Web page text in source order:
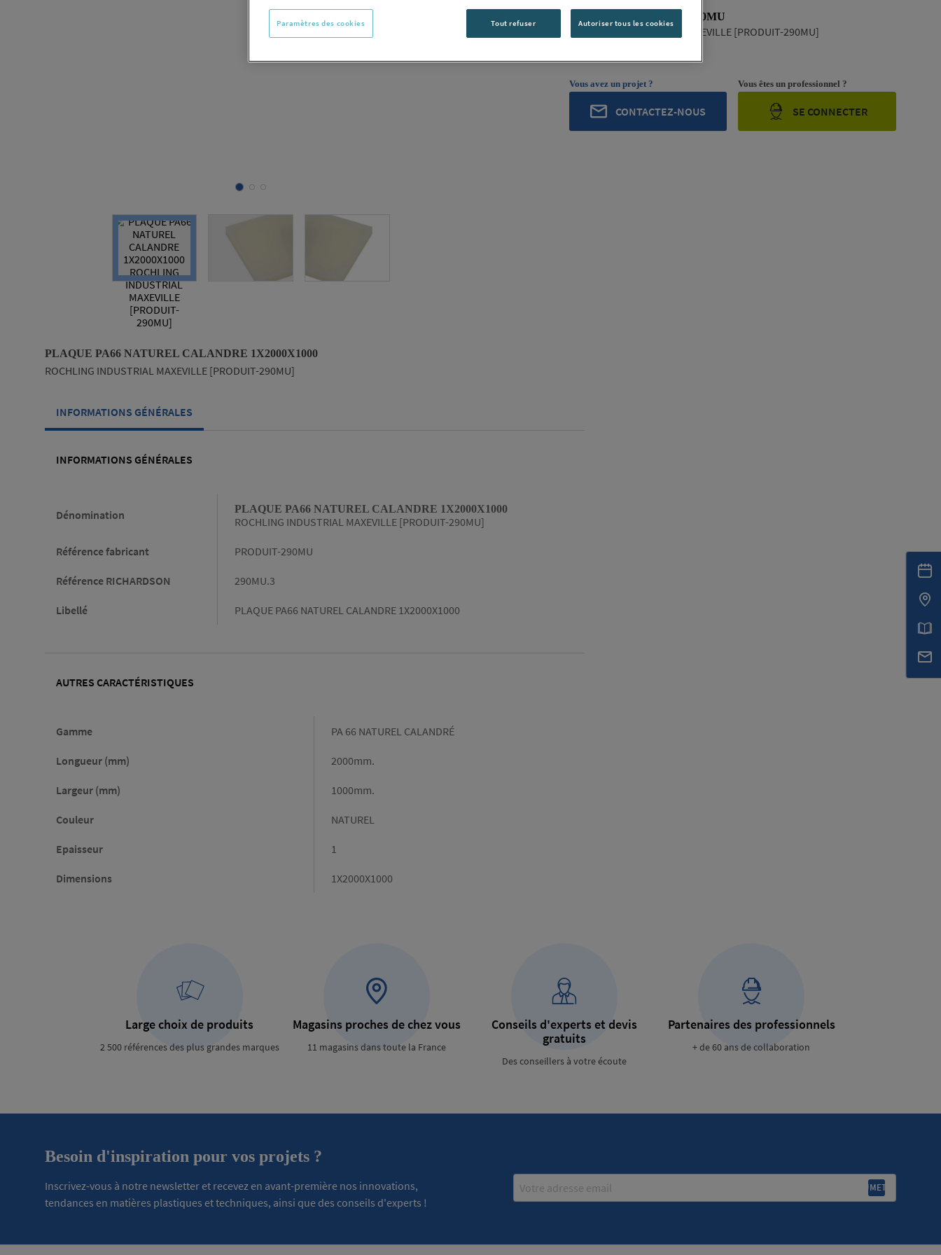
ROCHLING PRODUIT-290MU
ROCHLING INDUSTRIAL MAXEVILLE [PRODUIT-290MU]
Vous avez un projet ?
CONTACTEZ-NOUS
Vous êtes un professionnel ?
SE CONNECTER
PLAQUE PA66 NATUREL CALANDRE 1X2000X1000
ROCHLING INDUSTRIAL MAXEVILLE [PRODUIT-290MU]
INFORMATIONS GÉNÉRALES
INFORMATIONS GÉNÉRALES
Dénomination
PLAQUE PA66 NATUREL CALANDRE 1X2000X1000
ROCHLING INDUSTRIAL MAXEVILLE [PRODUIT-290MU]
Référence fabricant PRODUIT-290MU
Référence RICHARDSON 290MU.3
Libellé PLAQUE PA66 NATUREL CALANDRE 1X2000X1000
AUTRES CARACTÉRISTIQUES
Gamme Gamme
PA 66 NATUREL CALANDRÉ
Longueur (mm)
Longueur
2000mm.
Largeur (mm)
Largeur
1000mm.
Couleur Couleur
NATUREL
Epaisseur Epaisseur
1
Dimensions Dimensions
1X2000X1000
Large choix de produits
2 500 références des plus grandes marques
Magasins proches de chez vous
11 magasins dans toute la France
Conseils d'experts et devis
gratuits
Des conseillers à votre écoute
Partenaires des professionnels
+ de 60 ans de collaboration
Besoin d'inspiration pour vos projets ?
Inscrivez-vous à notre newsletter et recevez en avant-première nos innovations,
tendances en matières plastiques et techniques, ainsi que des conseils d'experts !
Email
Tout refuser Autoriser tous les cookies
Paramètres des cookies